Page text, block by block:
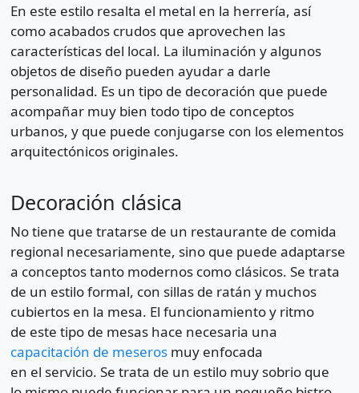
En este estilo resalta el metal en la herrería, así
como acabados crudos que aprovechen las
características del local. La iluminación y algunos
objetos de diseño pueden ayudar a darle
personalidad. Es un tipo de decoración que puede
acompañar muy bien todo tipo de conceptos
urbanos, y que puede conjugarse con los elementos
arquitectónicos originales.
Decoración clásica
No tiene que tratarse de un restaurante de comida
regional necesariamente, sino que puede adaptarse
a conceptos tanto modernos como clásicos. Se trata
de un estilo formal, con sillas de ratán y muchos
cubiertos en la mesa. El funcionamiento y ritmo
de este tipo de mesas hace necesaria una
capacitación de meserosmuy enfocada
en el servicio. Se trata de un estilo muy sobrio que